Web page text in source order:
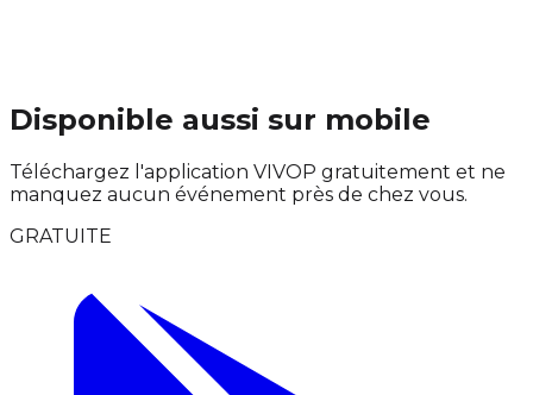
Disponible aussi sur mobile
Téléchargez l'application VIVOP gratuitement et ne
manquez aucun événement près de chez vous.
GRATUITE